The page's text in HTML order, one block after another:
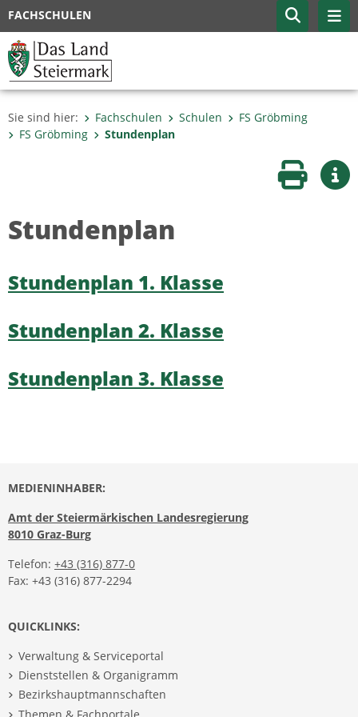
FACHSCHULEN
Sie sind hier: Fachschulen Schulen
FS Gröbming
FS Gröbming
Stundenplan
Seite
Stundenplan
Stundenplan 1. Klasse
Stundenplan 2. Klasse
Stundenplan 3. Klasse
MEDIENINHABER:
Amt der Steiermärkischen Landesregierung
8010 Graz-Burg
Telefon: +43 (316) 877-0
Fax: +43 (316) 877-2294
QUICKLINKS:
Verwaltung & Serviceportal
Dienststellen & Organigramm
Bezirkshauptmannschaften
Themen & Fachportale